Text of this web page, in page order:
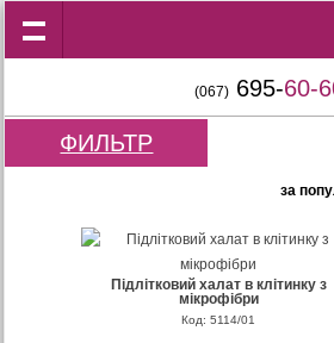
(067) 695-60-
ФИЛЬТР
за
Підлітковий халат в клітинку з
мікрофібри
Код: 5114/01